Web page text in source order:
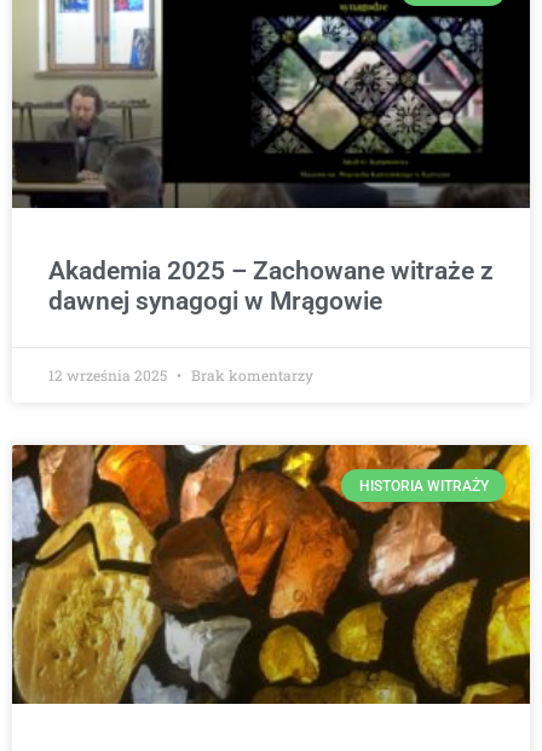
Akademia 2025 – Zachowane witraże z
dawnej synagogi w Mrągowie
12 września 2025 Brak komentarzy
HISTORIA WITRAŻY